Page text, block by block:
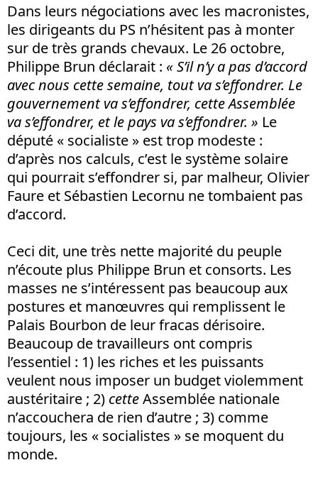
Dans leurs négociations avec les macronistes,
les dirigeants du PS n’hésitent pas à monter
sur de très grands chevaux. Le 26 octobre,
Philippe Brun déclarait : « S’il n’y a pas d’accord
avec nous cette semaine, tout va s’effondrer. Le
gouvernement va s’effondrer, cette Assemblée
va s’effondrer, et le pays va s’effondrer. » Le
député « socialiste » est trop modeste :
d’après nos calculs, c’est le système solaire
qui pourrait s’effondrer si, par malheur, Olivier
Faure et Sébastien Lecornu ne tombaient pas
d’accord.
Ceci dit, une très nette majorité du peuple
n’écoute plus Philippe Brun et consorts. Les
masses ne s’intéressent pas beaucoup aux
postures et manœuvres qui remplissent le
Palais Bourbon de leur fracas dérisoire.
Beaucoup de travailleurs ont compris
l’essentiel : 1) les riches et les puissants
veulent nous imposer un budget violemment
austéritaire ; 2) cetteAssemblée nationale
n’accouchera de rien d’autre ; 3) comme
toujours, les « socialistes » se moquent du
monde.